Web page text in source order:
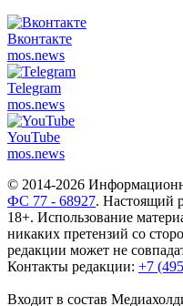
Вконтакте
mos.news
Telegram
mos.news
YouTube
mos.news
© 2014-2026
ФС 77 - 68927. Настоящий
18+. Использование
никаких претензий со
редакции может не
Контакты редакции: +7
Входит в состав